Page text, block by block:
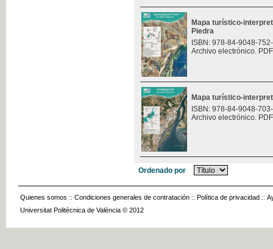
Mapa turístico-
Piedra
ISBN: 978-84-9048-
Archivo electrónico.
Mapa turístico-
ISBN: 978-84-9048-
Archivo electrónico.
Ordenado por
Quienes somos :: Condiciones generales de contratación :: Política de privacidad ::
Universitat Politècnica de València © 2012